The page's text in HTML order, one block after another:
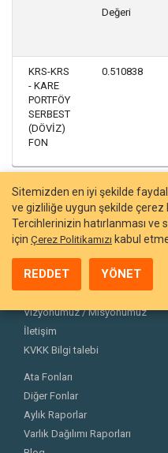
Değeri
KRS-KRS
- KARE
PORTFÖY
SERBEST
(DÖVİZ)
FON
0.510838
Hakkımızda
Ekibimiz
Vizyonumuz / Misyonumuz
İletişim
KVKK Bilgi talebi
Ata Fonları
Diğer Fonlar
Aylık Raporlar
Varlık Dağılımı Raporları
Sitemizden en iyi şekilde
ve gizliliğe uygun şekilde çerez
Tercihlerinizin hatırlanması
için Çerez Politikamızı kabul
REDDET YÖNET